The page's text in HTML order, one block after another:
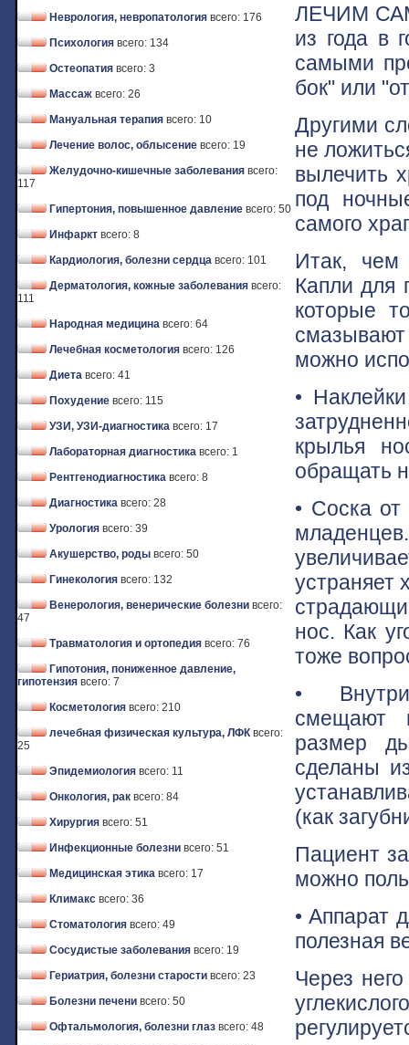
Неврология, невропатология всего: 176
Психология всего: 134
Остеопатия всего: 3
Массаж всего: 26
Мануальная терапия всего: 10
Лечение волос, облысение всего: 19
Желудочно-кишечные заболевания всего:
117
Гипертония, повышенное давление всего: 50
Инфаркт всего: 8
Кардиология, болезни сердца всего: 101
Дерматология, кожные заболевания всего:
111
Народная медицина всего: 64
Лечебная косметология всего: 126
Диета всего: 41
Похудение всего: 115
УЗИ, УЗИ-диагностика всего: 17
Лабораторная диагностика всего: 1
Рентгенодиагностика всего: 8
Диагностика всего: 28
Урология всего: 39
Акушерство, роды всего: 50
Гинекология всего: 132
Венерология, венерические болезни всего:
47
Травматология и ортопедия всего: 76
Гипотония, пониженное давление,
гипотензия всего: 7
Косметология всего: 210
лечебная физическая культура, ЛФК всего:
25
Эпидемиология всего: 11
Онкология, рак всего: 84
Хирургия всего: 51
Инфекционные болезни всего: 51
Медицинская этика всего: 17
Климакс всего: 36
Стоматология всего: 49
Сосудистые заболевания всего: 19
Гериатрия, болезни старости всего: 23
Болезни печени всего: 50
Офтальмология, болезни глаз всего: 48
ЛЕЧИМ
из года в
самыми
бок" или
Другими
не
вылечить
под
самого
Итак, чем
Капли для
которые
можно
•
крылья
обращать
• Соска от
устраняет
нос. Как
тоже
•
смещают
размер
сделаны
(как
Пациент
можно
• Аппарат
полезная
Через